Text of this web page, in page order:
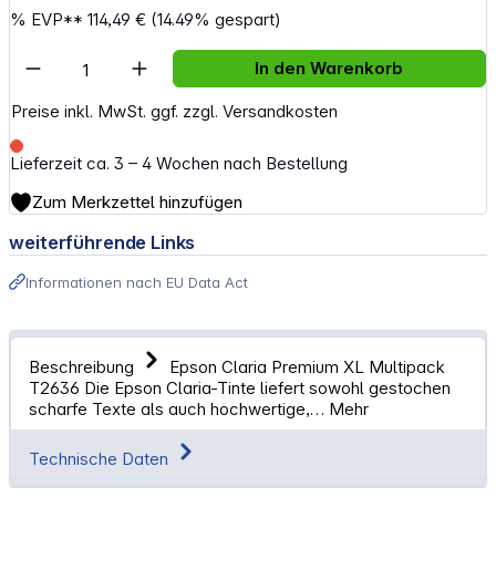
% EVP**114,49 € (14.49% gespart)
Preise inkl. MwSt. ggf. zzgl. Versandkosten
Lieferzeit ca. 3 – 4 Wochen nach Bestellung
Artikel Anzahl: Gib den gewünschten
In den Warenkorb
Zum Merkzettel hinzufügen
weiterführende Links
Informationen nach EU Data Act
Beschreibung
Epson Claria Premium XL Multipack
T2636 Die Epson Claria-Tinte liefert sowohl gestochen
scharfe Texte als auch hochwertige,… Mehr
Technische Daten